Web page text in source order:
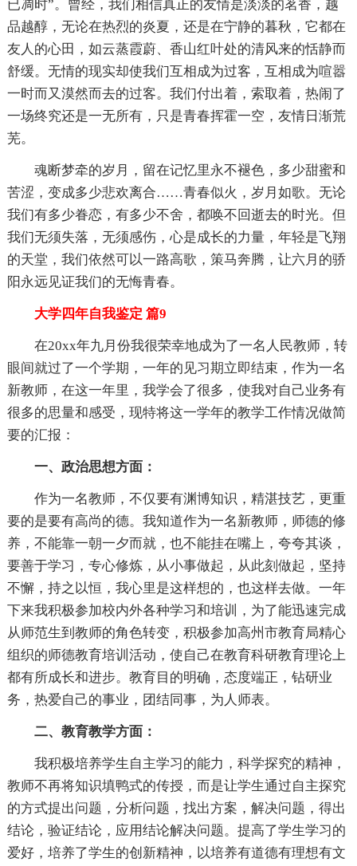
已凋时”。曾经，我们相信真正的友情是淡淡的茗香，越
品越醇，无论在热烈的炎夏，还是在宁静的暮秋，它都在
友人的心田，如云蒸霞蔚、香山红叶处的清风来的恬静而
舒缓。无情的现实却使我们互相成为过客，互相成为喧嚣
一时而又漠然而去的过客。我们付出着，索取着，热闹了
一场终究还是一无所有，只是青春挥霍一空，友情日渐荒
芜。
魂断梦牵的岁月，留在记忆里永不褪色，多少甜蜜和
苦涩，变成多少悲欢离合……青春似火，岁月如歌。无论
我们有多少眷恋，有多少不舍，都唤不回逝去的时光。但
我们无须失落，无须感伤，心是成长的力量，年轻是飞翔
的天堂，我们依然可以一路高歌，策马奔腾，让六月的骄
阳永远见证我们的无悔青春。
大学四年自我鉴定 篇9
在20xx年九月份我很荣幸地成为了一名人民教师，转
眼间就过了一个学期，一年的见习期立即结束，作为一名
新教师，在这一年里，我学会了很多，使我对自己业务有
很多的思量和感受，现特将这一学年的教学工作情况做简
要的汇报：
一、政治思想方面：
作为一名教师，不仅要有渊博知识，精湛技艺，更重
要的是要有高尚的德。我知道作为一名新教师，师德的修
养，不能靠一朝一夕而就，也不能挂在嘴上，夸夸其谈，
要善于学习，专心修炼，从小事做起，从此刻做起，坚持
不懈，持之以恒，我心里是这样想的，也这样去做。一年
下来我积极参加校内外各种学习和培训，为了能迅速完成
从师范生到教师的角色转变，积极参加高州市教育局精心
组织的师德教育培训活动，使自己在教育科研教育理论上
都有所成长和进步。教育目的明确，态度端正，钻研业
务，热爱自己的事业，团结同事，为人师表。
二、教育教学方面：
我积极培养学生自主学习的能力，科学探究的精神，
教师不再将知识填鸭式的传授，而是让学生通过自主探究
的方式提出问题，分析问题，找出方案，解决问题，得出
结论，验证结论，应用结论解决问题。提高了学生学习的
爱好，培养了学生的创新精神，以培养有道德有理想有文